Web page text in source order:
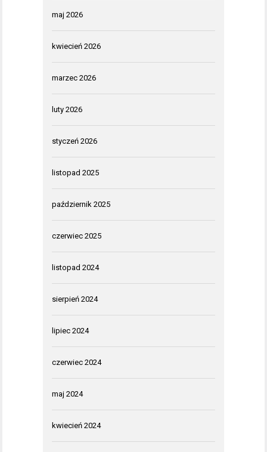
maj 2026
kwiecień 2026
marzec 2026
luty 2026
styczeń 2026
listopad 2025
październik 2025
czerwiec 2025
listopad 2024
sierpień 2024
lipiec 2024
czerwiec 2024
maj 2024
kwiecień 2024